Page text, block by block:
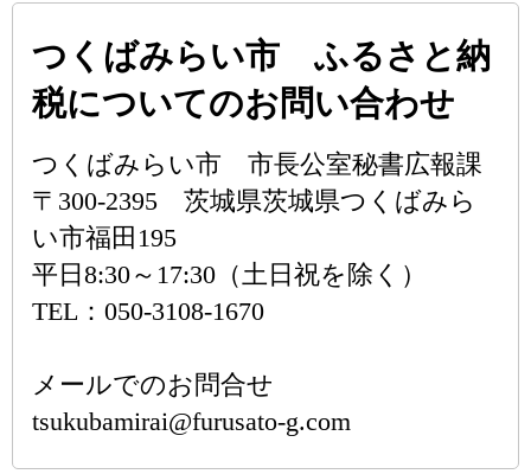
つくばみらい市 ふるさと納
税についてのお問い合わせ
つくばみらい市 市長公室秘書広報課
〒300-2395 茨城県茨城県つくばみら
い市福田195
平日8:30～17:30（土日祝を除く）
TEL：050-3108-1670
メールでのお問合せ
tsukubamirai@furusato-g.com